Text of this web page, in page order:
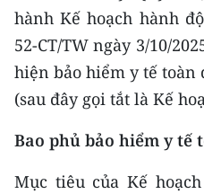
CHƯƠNG TRÌNH OCOP -
MỘT SẢN PHẨM
RADIO
MEDIA CENTER
E-Magazine
hành Kế hoạch hành
52-CT/TW ngày 3/10/
hiện bảo hiểm y tế
(sau đây gọi tắt là Kế
Bao phủ bảo hiểm y tế
Mục tiêu của Kế